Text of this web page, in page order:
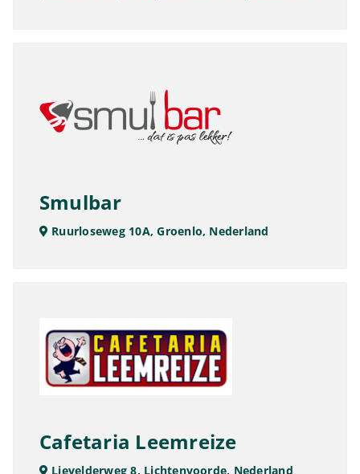
Smulbar
Ruurloseweg 10A, Groenlo, Nederland
Cafetaria Leemreize
Lievelderweg 8, Lichtenvoorde, Nederland